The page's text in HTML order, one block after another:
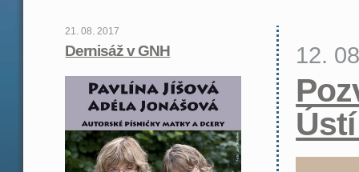
21. 08. 2017
Dernisáž v GNH 12.